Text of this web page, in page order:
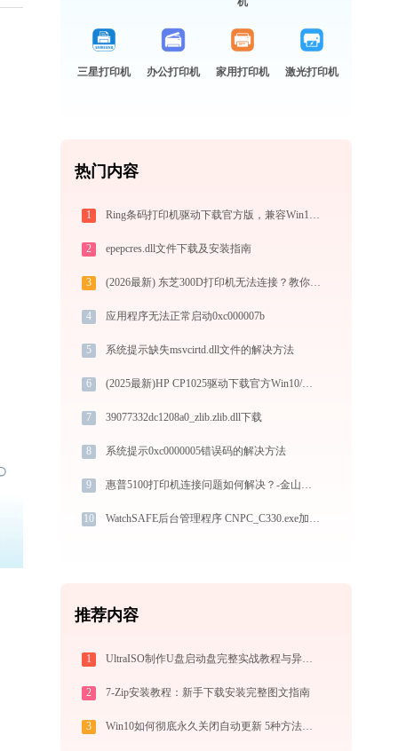
三星打印机 办公打印机 家用打印机 激光打印机
热门内容
1 Ring条码打印机驱动下载官方版，兼容Win10/Win11
2 epepcres.dll文件下载及安装指南
3 (2026最新) 东芝300D打印机无法连接？教你解决 - 金山毒霸
4 应用程序无法正常启动0xc000007b
5 系统提示缺失msvcirtd.dll文件的解决方法
6 (2025最新)HP CP1025驱动下载官方Win10/Win11安装指南
7 39077332dc1208a0_zlib.zlib.dll下载
8 系统提示0xc0000005错误码的解决方法
9 惠普5100打印机连接问题如何解决？-金山毒霸
10 WatchSAFE后台管理程序 CNPC_C330.exe加载tokenmgr.dll文件丢失处理办法
推荐内容
1 UltraISO制作U盘启动盘完整实战教程与异常排查
2 7-Zip安装教程：新手下载安装完整图文指南
3 Win10如何彻底永久关闭自动更新 5种方法教你永久关闭win10自动更新